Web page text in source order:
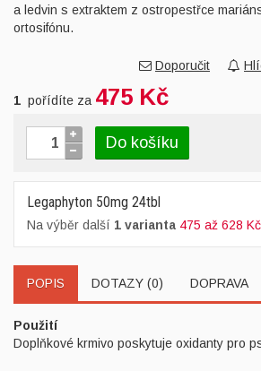
a ledvin s extraktem z ostropestřce
ortosifónu.
Doporučit
1 pořídíte za 475 Kč
Do košíku
Legaphyton 50mg 24tbl
Na výběr další 1 varianta 475 až 628 Kč
POPIS DOTAZY (0) DOPRAVA
Použití
Doplňkové krmivo poskytuje oxidanty pro